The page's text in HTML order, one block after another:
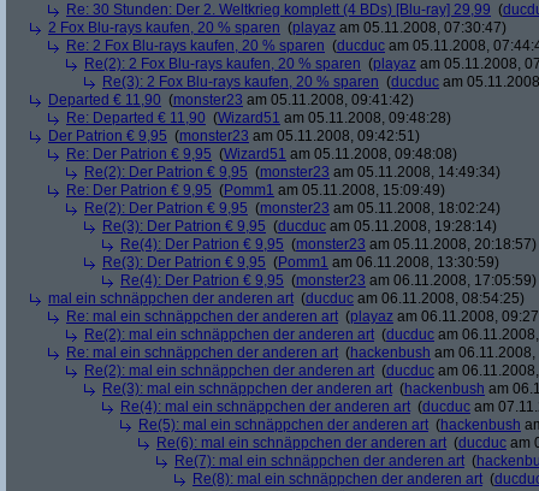
Re: 30 Stunden: Der 2. Weltkrieg komplett (4 BDs) [Blu-ray] 29,99 (
2 Fox Blu-rays kaufen, 20 % sparen (playaz am 05.11.2008, 07:30:47)
Re: 2 Fox Blu-rays kaufen, 20 % sparen (ducduc am 05.11.2008,
Re(2): 2 Fox Blu-rays kaufen, 20 % sparen (playaz am 05.11.2008,
Re(3): 2 Fox Blu-rays kaufen, 20 % sparen (ducduc am
Departed € 11,90 (monster23 am 05.11.2008, 09:41:42)
Re: Departed € 11,90 (Wizard51 am 05.11.2008, 09:48:28)
Der Patrion € 9,95 (monster23 am 05.11.2008, 09:42:51)
Re: Der Patrion € 9,95 (Wizard51 am 05.11.2008, 09:48:08)
Re(2): Der Patrion € 9,95 (monster23 am 05.11.2008, 14:49:34)
Re: Der Patrion € 9,95 (Pomm1 am 05.11.2008, 15:09:49)
Re(2): Der Patrion € 9,95 (monster23 am 05.11.2008, 18:02:24)
Re(3): Der Patrion € 9,95 (ducduc am 05.11.2008, 19:28:14)
Re(4): Der Patrion € 9,95 (monster23 am 05.11.2008, 20:18:57)
Re(3): Der Patrion € 9,95 (Pomm1 am 06.11.2008, 13:30:59)
Re(4): Der Patrion € 9,95 (monster23 am 06.11.2008, 17:05:59)
mal ein schnäppchen der anderen art (ducduc am 06.11.2008, 08:54:25)
Re: mal ein schnäppchen der anderen art (playaz am 06.11.2008,
Re(2): mal ein schnäppchen der anderen art (ducduc am
Re: mal ein schnäppchen der anderen art (hackenbush am
Re(2): mal ein schnäppchen der anderen art (ducduc am
Re(3): mal ein schnäppchen der anderen art (hackenbush am
Re(4): mal ein schnäppchen der anderen art (ducduc am
Re(5): mal ein schnäppchen der anderen art (hackenbush
Re(6): mal ein schnäppchen der anderen art (ducduc am
Re(7): mal ein schnäppchen der anderen art (
Re(8): mal ein schnäppchen der anderen art (